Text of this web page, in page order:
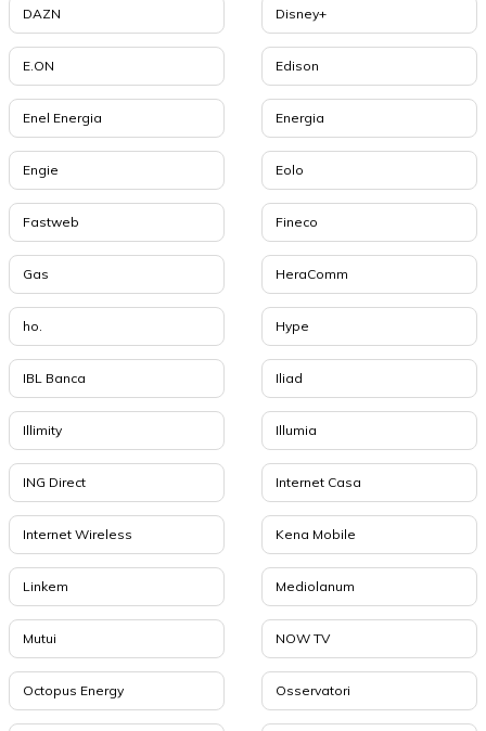
DAZN Disney+
E.ON Edison
Enel Energia Energia
Engie Eolo
Fastweb Fineco
Gas HeraComm
ho. Hype
IBL Banca Iliad
Illimity Illumia
ING Direct Internet Casa
Internet Wireless Kena Mobile
Linkem Mediolanum
Mutui NOW TV
Octopus Energy Osservatori